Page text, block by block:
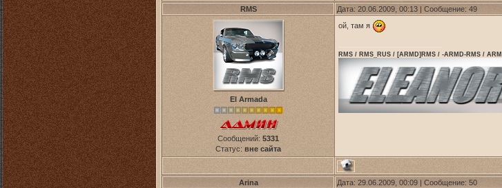
RMS Дата: 20.06.2009, 00:13 | Сообщение: 49
El Armada
Сообщений: 5331
Статус: вне сайта
ой, там я
RMS / RMS_RUS / [ARMD]RMS / -ARMD-RMS /
Arina Дата: 29.06.2009, 00:09 | Сообщение: 50